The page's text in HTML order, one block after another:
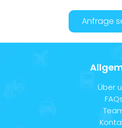
Anfrage
Über